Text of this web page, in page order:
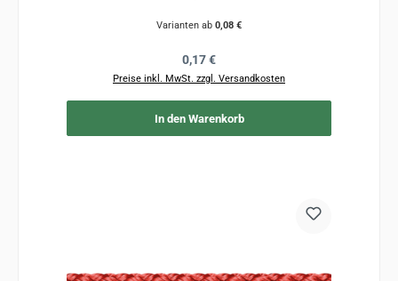
Varianten ab 0,08 €
Regulärer Preis:
0,17 €
Preise inkl. MwSt. zzgl. Versandkosten
In den Warenkorb